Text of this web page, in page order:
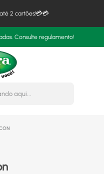
2 cartões!💳💳
Consulte regulamento!
seus produtos